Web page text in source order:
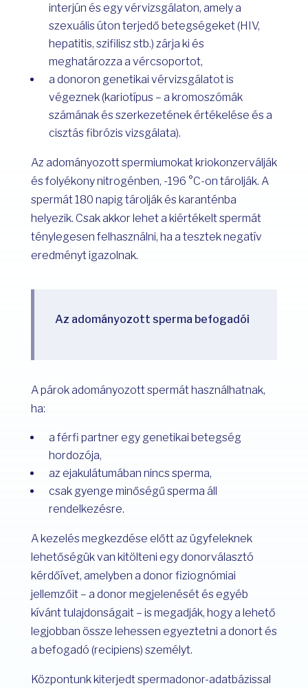
interjún és egy vérvizsgálaton, amely a
szexuális úton terjedő betegségeket (HIV,
hepatitis, szifilisz stb.) zárja ki és
meghatározza a vércsoportot,
a donoron genetikai vérvizsgálatot is
végeznek (kariotípus – a kromoszómák
számának és szerkezetének értékelése és a
cisztás fibrózis vizsgálata).
Az adományozott spermiumokat kriokonzerválják
és folyékony nitrogénben, -196 °C-on tárolják. A
spermát 180 napig tárolják és karanténba
helyezik. Csak akkor lehet a kiértékelt spermát
ténylegesen felhasználni, ha a tesztek negatív
eredményt igazolnak.
Az adományozott sperma befogadói
A párok adományozott spermát használhatnak,
ha:
a férfi partner egy genetikai betegség
hordozója,
az ejakulátumában nincs sperma,
csak gyenge minőségű sperma áll
rendelkezésre.
A kezelés megkezdése előtt az ügyfeleknek
lehetőségük van kitölteni egy donorválasztó
kérdőívet, amelyben a donor fiziognómiai
jellemzőit – a donor megjelenését és egyéb
kívánt tulajdonságait – is megadják, hogy a lehető
legjobban össze lehessen egyeztetni a donort és
a befogadó (recipiens) személyt.
Központunk kiterjedt spermadonor-adatbázissal